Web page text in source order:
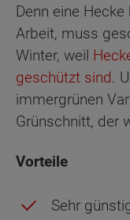
Denn eine
Arbeit, muss
Winter, weil
geschützt sind.
immergrünen
Grünschnitt, der
Vorteile
Sehr